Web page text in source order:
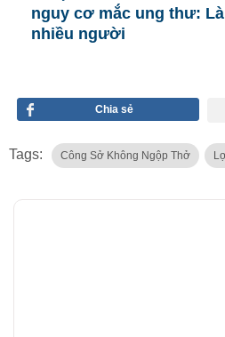
nguy cơ mắc ung thư:
nhiều người
Chia sẻ
Tags: Công Sở Không Ngộp Thở